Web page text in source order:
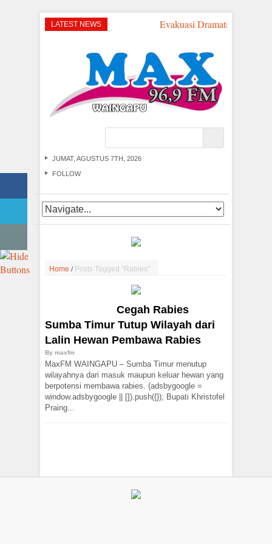
LATEST NEWS Evakuasi Dramatis di
JUMAT, AGUSTUS 7TH, 2026
FOLLOW
Home / Posts Tagged "Rabies"
Cegah Rabies
Sumba Timur Tutup Wilayah dari
Lalin Hewan Pembawa Rabies
By maxfm
MaxFM WAINGAPU – Sumba Timur menutup
wilayahnya dari masuk maupun keluar hewan yang
berpotensi membawa rabies. (adsbygoogle =
window.adsbygoogle || []).push({}); Bupati Khristofel
Praing...